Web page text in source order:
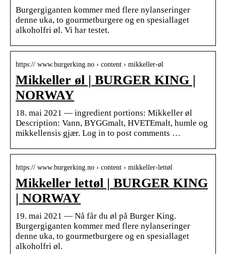
Burgergiganten kommer med flere nylanseringer
denne uka, to gourmetburgere og en spesiallaget
alkoholfri øl. Vi har testet.
https:// www.burgerking.no › content › mikkeller-øl
Mikkeller øl | BURGER KING |
NORWAY
18. mai 2021 — ingredient portions: Mikkeller øl
Description: Vann, BYGGmalt, HVETEmalt, humle og
mikkellensis gjær. Log in to post comments …
https:// www.burgerking.no › content › mikkeller-lettøl
Mikkeller lettøl | BURGER KING
| NORWAY
19. mai 2021 — Nå får du øl på Burger King.
Burgergiganten kommer med flere nylanseringer
denne uka, to gourmetburgere og en spesiallaget
alkoholfri øl.